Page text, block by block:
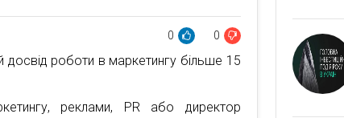
0 0
досвід роботи в маркетингу більше 15
реклами, PR або директор